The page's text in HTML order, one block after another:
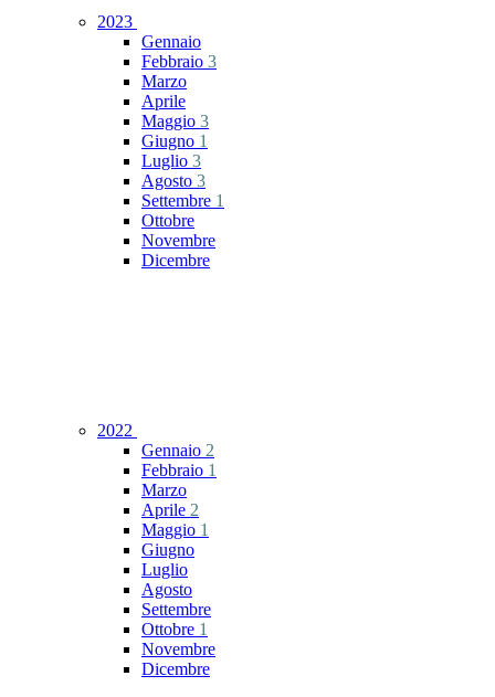
2023
Gennaio
Febbraio 3
Marzo
Aprile
Maggio 3
Giugno 1
Luglio 3
Agosto 3
Settembre 1
Ottobre
Novembre
Dicembre
2022
Gennaio 2
Febbraio 1
Marzo
Aprile 2
Maggio 1
Giugno
Luglio
Agosto
Settembre
Ottobre 1
Novembre
Dicembre